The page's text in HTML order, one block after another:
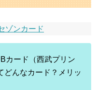
ゾンカード
カード（西武プリン
どんなカード？メリッ